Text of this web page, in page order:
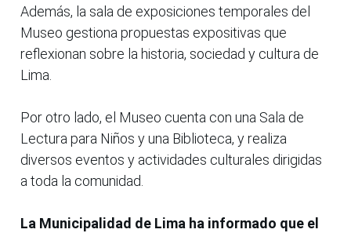
Además, la sala de exposiciones temporales del
Museo gestiona propuestas expositivas que
reflexionan sobre la historia, sociedad y cultura de
Lima.
Por otro lado, el Museo cuenta con una Sala de
Lectura para Niños y una Biblioteca, y realiza
diversos eventos y actividades culturales dirigidas
a toda la comunidad.
La Municipalidad de Lima ha informado que el